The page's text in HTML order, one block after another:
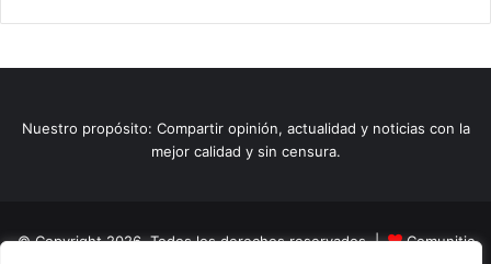
Nuestro propósito: Compartir opinión, actualidad y noticias con la
mejor calidad y sin censura.
© Copyright 2026, Todos los derechos reservados |
Comunitic